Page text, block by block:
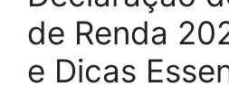
de Renda
e Dicas